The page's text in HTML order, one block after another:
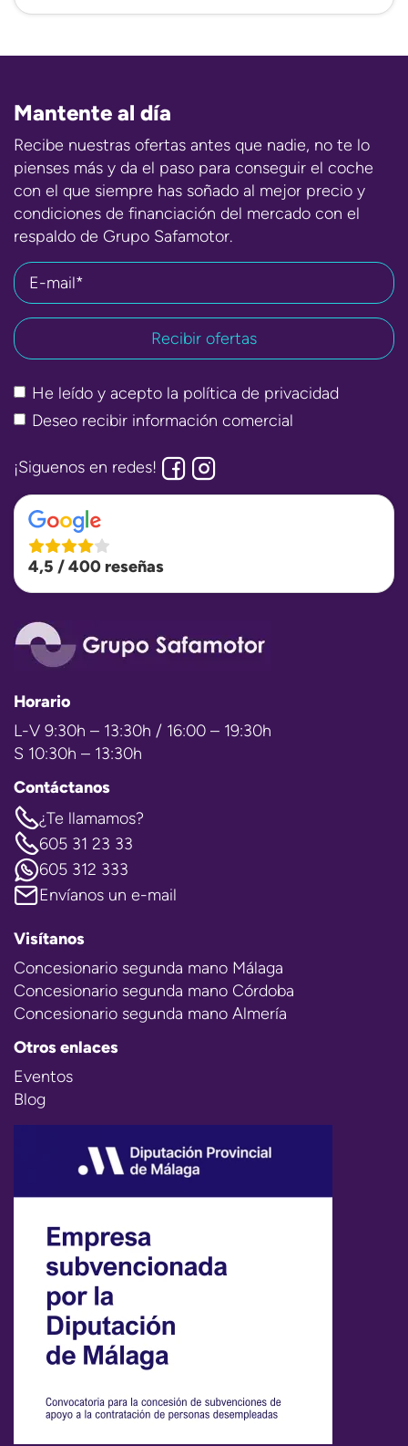
Mantente al día
Recibe nuestras ofertas antes que nadie, no te lo
pienses más y da el paso para conseguir el coche
con el que siempre has soñado al mejor precio y
condiciones de financiación del mercado con el
respaldo de Grupo Safamotor.
E-mail*
He leído y acepto la política de privacidad
Deseo recibir información comercial
¡Siguenos en redes!
4,5 / 400 reseñas
Horario
L-V 9:30h – 13:30h / 16:00 – 19:30h
S 10:30h – 13:30h
Contáctanos
¿Te llamamos?
605 31 23 33
605 312 333
Envíanos un e-mail
Visítanos
Concesionario segunda mano Málaga
Concesionario segunda mano Córdoba
Concesionario segunda mano Almería
Otros enlaces
Eventos
Blog